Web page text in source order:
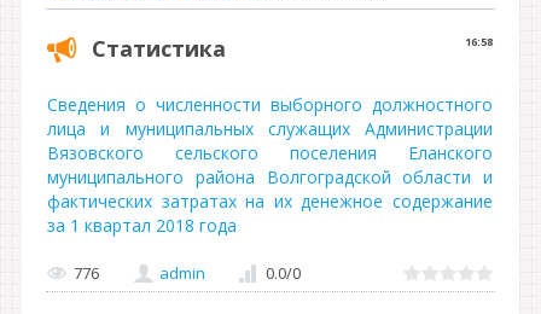
16:58
Статистика
Сведения о численности выборного должностного
лица и муниципальных служащих Администрации
Вязовского сельского поселения Еланского
муниципального района Волгоградской области и
фактических затратах на их денежное содержание
за 1 квартал 2018 года
776 admin 0.0/0